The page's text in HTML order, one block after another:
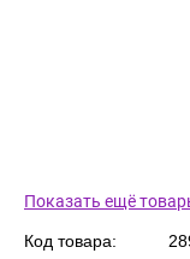
Показать ещё
Код товара: